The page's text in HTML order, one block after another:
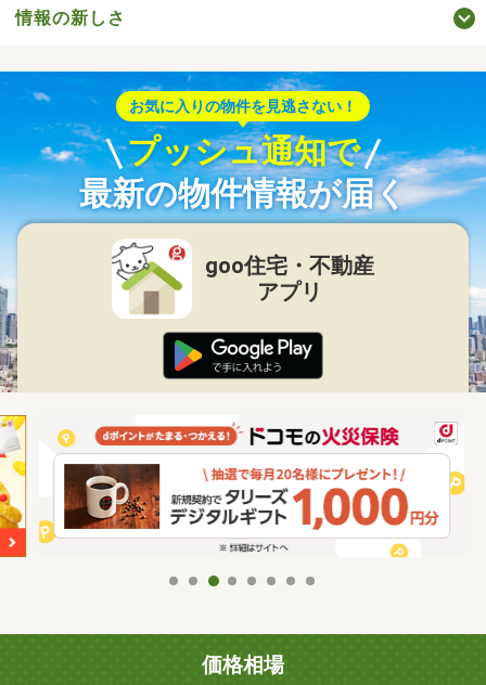
情報の新しさ
お気に入りの物件を見逃さない！
プッシュ通知で
最新の物件情報が届く
goo住宅・不動産
アプリ
価格相場